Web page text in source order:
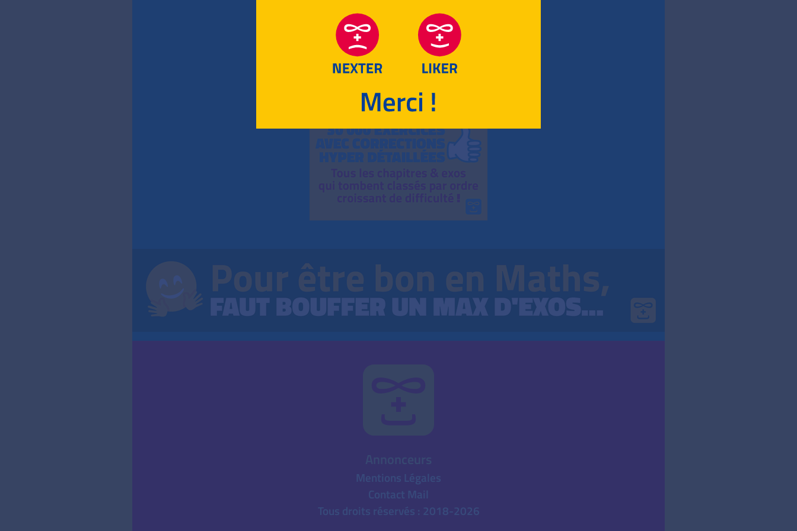
RETOUR
Mentions Légales
Contact Mail
Tous droits réservés : 2018-2026